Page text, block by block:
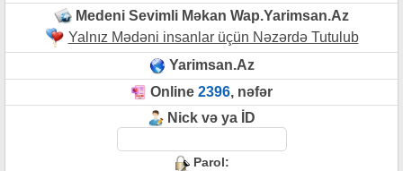
Medeni Sevimli Məkan Wap.Yarimsan.Az
Yalnız Mədəni insanlar üçün Nəzərdə Tutulub
Yarimsan.Az
Online 2396, nəfər
Nick və ya İD
Parol: